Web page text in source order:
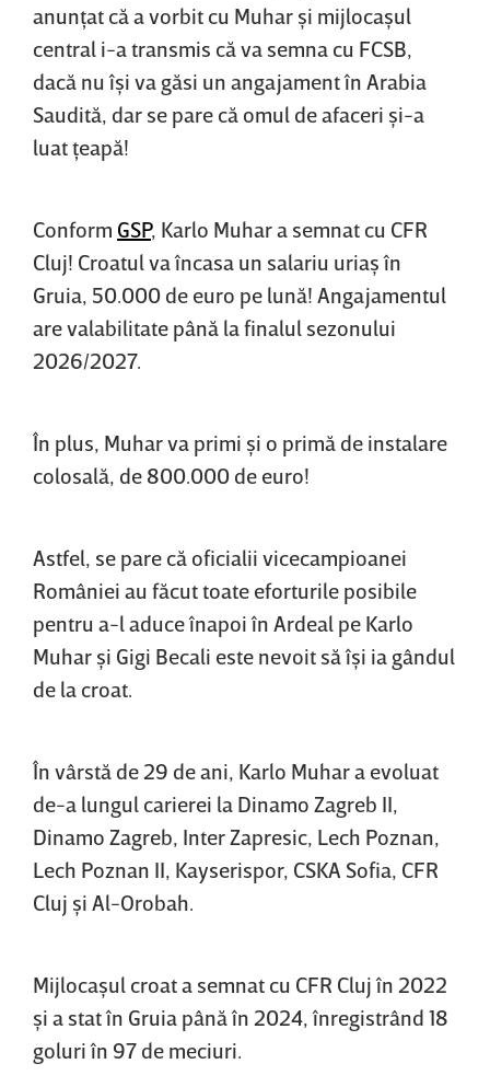
anunţat că a vorbit cu Muhar şi mijlocaşul
central i-a transmis că va semna cu FCSB,
dacă nu îşi va găsi un angajament în Arabia
Saudită, dar se pare că omul de afaceri şi-a
luat ţeapă!
Conform GSP, Karlo Muhar a semnat cu CFR
Cluj! Croatul va încasa un salariu uriaş în
Gruia, 50.000 de euro pe lună! Angajamentul
are valabilitate până la finalul sezonului
2026/2027.
În plus, Muhar va primi şi o primă de instalare
colosală, de 800.000 de euro!
Astfel, se pare că oficialii vicecampioanei
României au făcut toate eforturile posibile
pentru a-l aduce înapoi în Ardeal pe Karlo
Muhar şi Gigi Becali este nevoit să îşi ia gândul
de la croat.
În vârstă de 29 de ani, Karlo Muhar a evoluat
de-a lungul carierei la Dinamo Zagreb II,
Dinamo Zagreb, Inter Zapresic, Lech Poznan,
Lech Poznan II, Kayserispor, CSKA Sofia, CFR
Cluj şi Al-Orobah.
Mijlocaşul croat a semnat cu CFR Cluj în 2022
şi a stat în Gruia până în 2024, înregistrând 18
goluri în 97 de meciuri.